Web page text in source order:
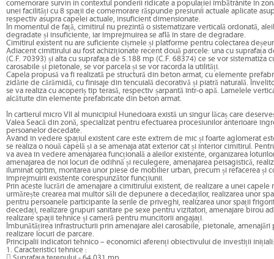
comemorare survin in contextul ponderii ridicate a populației îmbătrânite în
unei facilități cu 8 spații de comemorare răspunde presiunii actuale aplicate
respectiv asupra capelei actuale, insuficient dimensionate.
În momentul de față, cimitirul nu prezintă o sistematizare verticală ordonată,
degradate și insuficiente, iar împrejmuirea se află în stare de degradare.
Cimitirul existent nu are suficiente cișmele și platforme pentru colectarea
Adiacent cimitirului au fost achiziționate recent două parcele: una cu suprafața
(C.F. 70393) și alta cu suprafața de 5.188 mp (C.F. 68374) ce se vor sistematiza
carosabile și pietonale, se vor parcela și se vor racorda la utilități.
Capela propusă va fi realizată pe structură din beton armat, cu elemente
zidărie de cărămidă, cu finisaje din tencuială decorativă și piatră naturală.
se va realiza cu acoperiș tip terasă, respectiv șarpantă într-o apă. Lamelele
alcătuite din elemente prefabricate din beton armat.
În cartierul micro VII al municipiul Hunedoara există un singur lăcaș care
Valea Seacă din zonă, specializat pentru efectuarea procesiunilor anterioare
persoanelor decedate.
Având în vedere spațiul existent care este extrem de mic și foarte aglomerat
se realiza o nouă capelă și a se amenaja atât exterior cât și interior cimitirul.
va avea în vedere amenajarea funcțională a aleilor existente, organizarea
amenajarea de noi locuri de odihnă și reculegere, amenajarea peisagistică,
iluminat optim, montarea unor piese de mobilier urban, precum și refacerea și
împrejmuirii existente corespunzător funcțiunii.
Prin aceste lucrări de amenajare a cimitirului existent, de realizare a unei capele
urmărește crearea mai multor săli de depunere a decedaților, realizarea unor
pentru persoanele participante la serile de priveghi, realizarea unor spații
decedați, realizare grupuri sanitare pe sexe pentru vizitatori, amenajare birou
realizare spații tehnice și cameră pentru muncitorii angajați.
Îmbunătățirea infrastructurii prin amenajare alei carosabile, pietonale, amenajări
realizare locuri de parcare.
Principalii indicatori tehnico – economici aferenți obiectivului de investiții inițiali:
1. Caracteristici tehnice :